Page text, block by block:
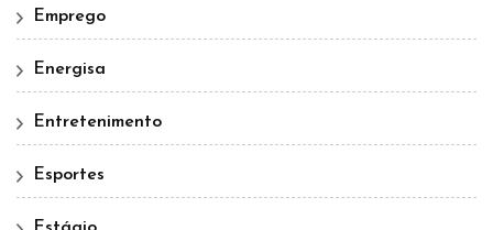
Emprego
Energisa
Entretenimento
Esportes